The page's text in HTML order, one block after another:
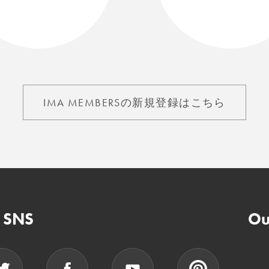
IMA MEMBERSの新規登録はこちら